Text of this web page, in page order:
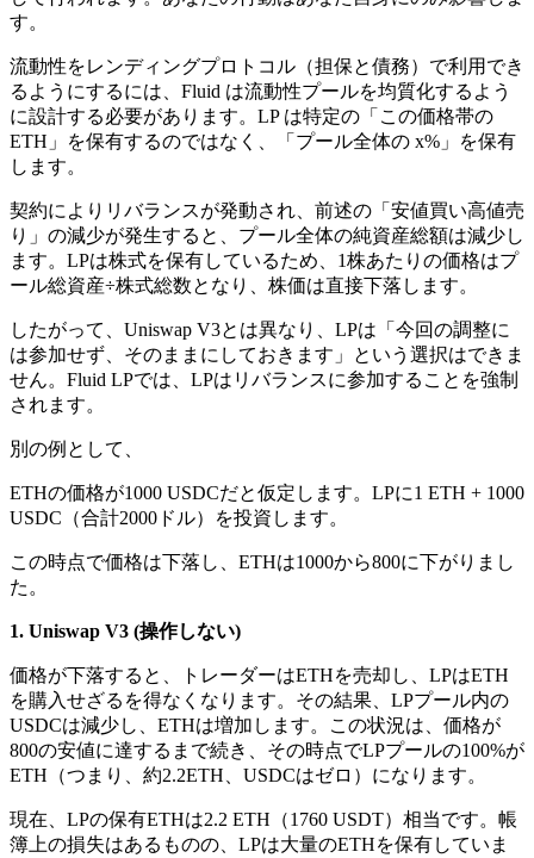
す。
流動性をレンディングプロトコル（担保と債務）で利用でき
るようにするには、Fluid は流動性プールを均質化するよう
に設計する必要があります。LP は特定の「この価格帯の
ETH」を保有するのではなく、「プール全体の x%」を保有
します。
契約によりリバランスが発動され、前述の「安値買い高値売
り」の減少が発生すると、プール全体の純資産総額は減少し
ます。LPは株式を保有しているため、1株あたりの価格はプ
ール総資産÷株式総数となり、株価は直接下落します。
したがって、Uniswap V3とは異なり、LPは「今回の調整に
は参加せず、そのままにしておきます」という選択はできま
せん。Fluid LPでは、LPはリバランスに参加することを強制
されます。
別の例として、
ETHの価格が1000 USDCだと仮定します。LPに1 ETH + 1000
USDC（合計2000ドル）を投資します。
この時点で価格は下落し、ETHは1000から800に下がりまし
た。
1. Uniswap V3 (操作しない)
価格が下落すると、トレーダーはETHを売却し、LPはETH
を購入せざるを得なくなります。その結果、LPプール内の
USDCは減少し、ETHは増加します。この状況は、価格が
800の安値に達するまで続き、その時点でLPプールの100%が
ETH（つまり、約2.2ETH、USDCはゼロ）になります。
現在、LPの保有ETHは2.2 ETH（1760 USDT）相当です。帳
簿上の損失はあるものの、LPは大量のETHを保有していま